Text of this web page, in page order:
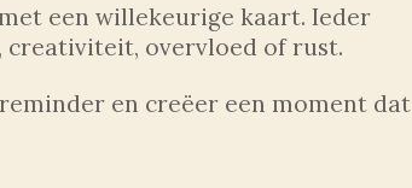
een willekeurige kaart. Ieder
creativiteit, overvloed of rust.
en creëer een moment dat